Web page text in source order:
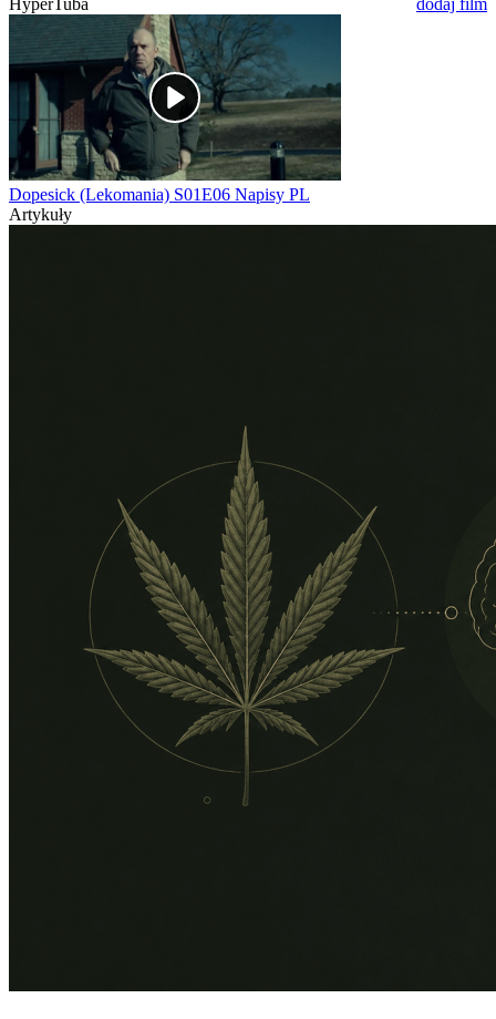
HyperTuba dodaj film
Dopesick (Lekomania) S01E06 Napisy PL
Artykuły